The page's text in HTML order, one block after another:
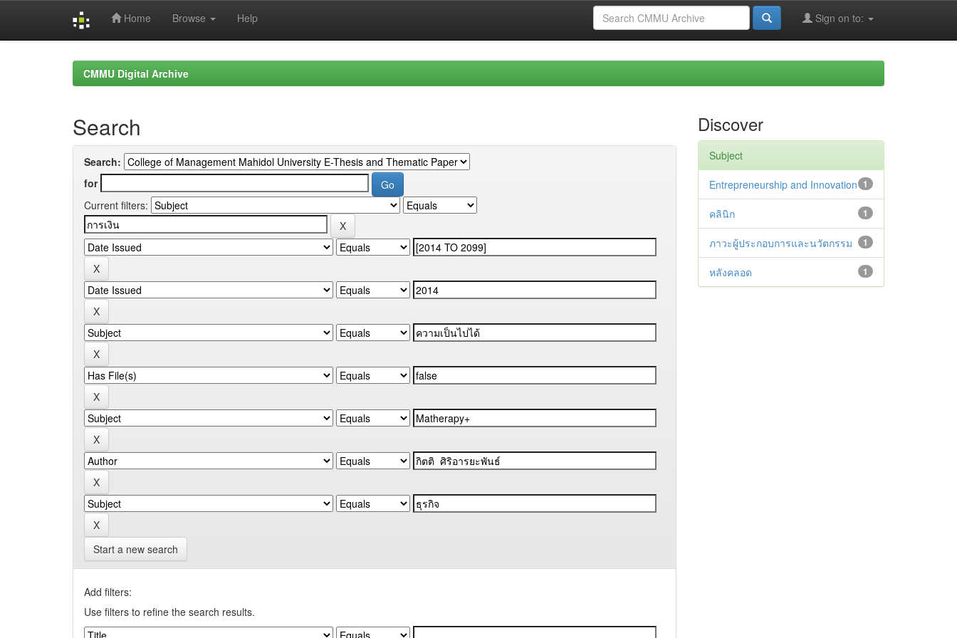
Home Browse Help Sign on to:
CMMU Digital Archive
Search
Search:
for
Current filters:
Start a new search
Add filters:
Use filters to refine the search results.
Discover
Subject
1
Entrepreneurship and Innovation
1
คลินิก
1
ภาวะผู้ประกอบการและนวัตกรรม
1
หลังคลอด